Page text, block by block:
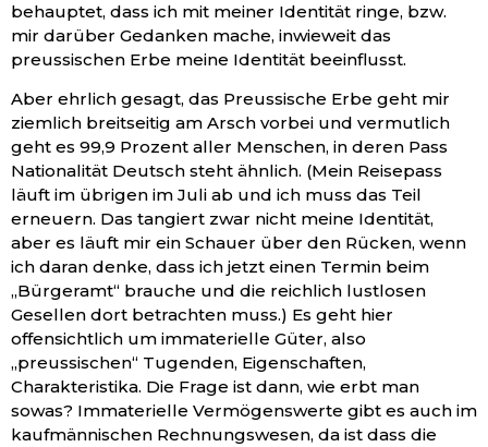
behauptet, dass ich mit meiner Identität ringe, bzw.
mir darüber Gedanken mache, inwieweit das
preussischen Erbe meine Identität beeinflusst.
Aber ehrlich gesagt, das Preussische Erbe geht mir
ziemlich breitseitig am Arsch vorbei und vermutlich
geht es 99,9 Prozent aller Menschen, in deren Pass
Nationalität Deutsch steht ähnlich. (Mein Reisepass
läuft im übrigen im Juli ab und ich muss das Teil
erneuern. Das tangiert zwar nicht meine Identität,
aber es läuft mir ein Schauer über den Rücken, wenn
ich daran denke, dass ich jetzt einen Termin beim
„Bürgeramt“ brauche und die reichlich lustlosen
Gesellen dort betrachten muss.) Es geht hier
offensichtlich um immaterielle Güter, also
„preussischen“ Tugenden, Eigenschaften,
Charakteristika. Die Frage ist dann, wie erbt man
sowas? Immaterielle Vermögenswerte gibt es auch im
kaufmännischen Rechnungswesen, da ist dass die